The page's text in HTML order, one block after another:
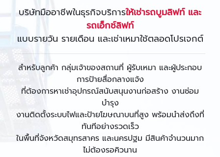
บริษัทมืออาชีพในธุรกิจบริการให้เช่ารถบูมลิฟท์ และ
รถเอ็กซ์ลิฟท์
แบบรายวัน รายเดือน และเช่าเหมาใช้ตลอดโปรเจกต์
สำหรับลูกค้า กลุ่มเจ้าของสถานที่ ผู้รับเหมา และผู้ประกอบ
การป้ายสื่อกลางแจ้ง
ที่ต้องการหาเช่าอุปกรณ์สนับสนุนงานก่อสร้าง งานซ่อม
บำรุง
งานติดตั้งระบบไฟและป้ายโฆษณาบนที่สูง พร้อมนำส่งถึงที่
ทันทีอย่างรวดเร็ว
ในพื้นที่จังหวัดสมุทรสาคร และนครปฐม มีสินค้าจำนวนมาก
ไม่ต้องรอคิวนาน